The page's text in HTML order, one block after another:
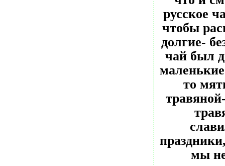
русское
чтобы
долгие-
чай был
то
мы